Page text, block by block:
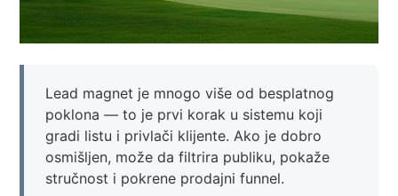
Lead magnet je mnogo više od besplatnog
poklona — to je prvi korak u sistemu koji
gradi listu i privlači klijente. Ako je dobro
osmišljen, može da filtrira publiku, pokaže
stručnost i pokrene prodajni funnel.